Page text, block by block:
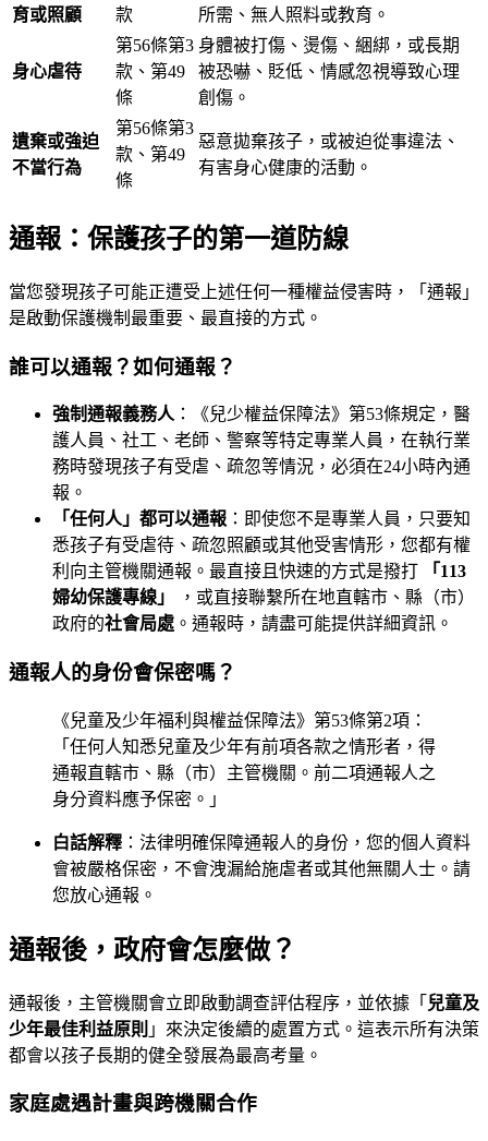
育或照顧
款
所需、無人照料或教育。
身心虐待
第56條第3
款、第49
條
身體被打傷、燙傷、綑綁，或長期
被恐嚇、貶低、情感忽視導致心理
創傷。
遺棄或強迫
不當行為
第56條第3
款、第49
條
惡意拋棄孩子，或被迫從事違法、
有害身心健康的活動。
通報：保護孩子的第一道防線
當您發現孩子可能正遭受上述任何一種權益侵害時，「通報」
是啟動保護機制最重要、最直接的方式。
誰可以通報？如何通報？
強制通報義務人 ：《兒少權益保障法》第53條規定，醫
護人員、社工、老師、警察等特定專業人員，在執行業
務時發現孩子有受虐、疏忽等情況，必須在24小時內通
報。
「任何人」都可以通報 ：即使您不是專業人員，只要知
悉孩子有受虐待、疏忽照顧或其他受害情形，您都有權
利向主管機關通報。最直接且快速的方式是撥打
「113
婦幼保護專線」
，或直接聯繫所在地直轄市、縣（市）
政府的社會局處 。通報時，請盡可能提供詳細資訊。
通報人的身份會保密嗎？
《兒童及少年福利與權益保障法》第53條第2項：
「任何人知悉兒童及少年有前項各款之情形者，得
通報直轄市、縣（市）主管機關。前二項通報人之
身分資料應予保密。」
白話解釋 ：法律明確保障通報人的身份，您的個人資料
會被嚴格保密，不會洩漏給施虐者或其他無關人士。請
您放心通報。
通報後，政府會怎麼做？
通報後，主管機關會立即啟動調查評估程序，並依據「 兒童及
少年最佳利益原則 」來決定後續的處置方式。這表示所有決策
都會以孩子長期的健全發展為最高考量。
家庭處遇計畫與跨機關合作